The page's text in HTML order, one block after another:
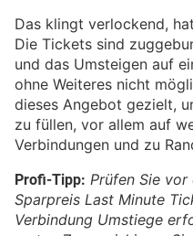
Das klingt verlockend,
Die Tickets sind
und das Umsteigen auf
ohne Weiteres nicht
dieses Angebot gezielt,
zu füllen, vor allem auf
Verbindungen und zu
Profi-Tipp: Prüfen Sie vor
Sparpreis Last Minute
Verbindung Umstiege